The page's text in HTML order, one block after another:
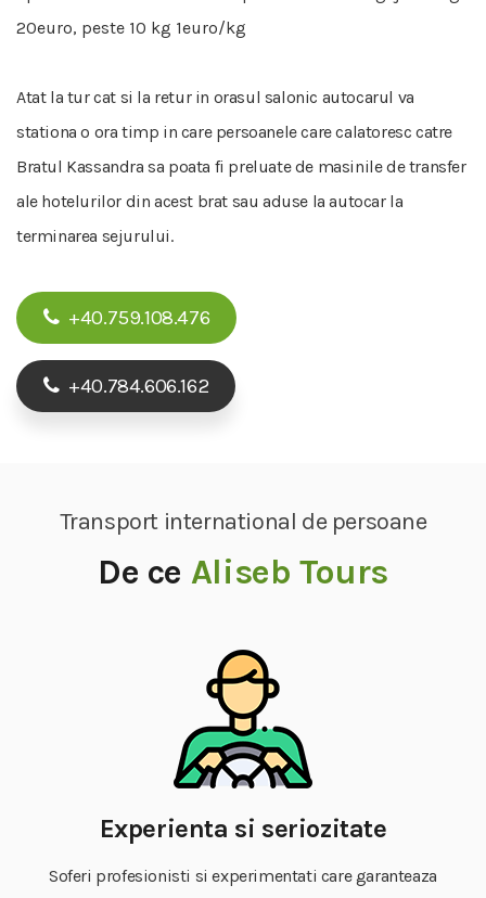
20euro, peste 10 kg 1euro/kg
Atat la tur cat si la retur in orasul salonic autocarul va
stationa o ora timp in care persoanele care calatoresc catre
Bratul Kassandra sa poata fi preluate de masinile de transfer
ale hotelurilor din acest brat sau aduse la autocar la
terminarea sejurului.
+40.759.108.476
+40.784.606.162
Transport international de persoane
De ce Aliseb Tours
Experienta si seriozitate
Soferi profesionisti si experimentati care garanteaza